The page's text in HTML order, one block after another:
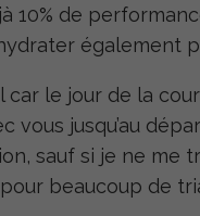
10% de
également
le jour de la
vous jusqu’au
sauf si je ne me
beaucoup de